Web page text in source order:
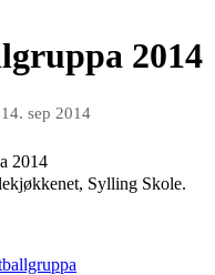
2014
14. sep 2014
2014
Sylling Skole.